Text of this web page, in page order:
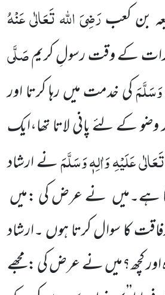
بن کعبرَضِیَ اللہ تَعَالٰی عَنْہُ
کے وقت رسولِ کریمصَلَّی
وَسَلَّمَکی خدمت میں رہا کرتا اور
کے لئے پانی لاتا تھا،ایک
عَلَیْہِ وَاٰلِہٖ وَسَلَّمَنے ارشاد
ہے۔میں نے عرض کی :میں
کا سوال کرتا ہوں ۔ارشاد
اور کچھ؟میں نے عرض کی :مجھے